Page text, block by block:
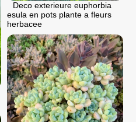
Deco exterieure euphorbia
esula en pots plante a fleurs
herbacee